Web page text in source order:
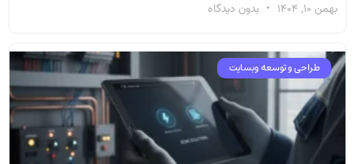
بهمن 10, 1404 بدون دیدگاه
طراحی و توسعه وبسایت